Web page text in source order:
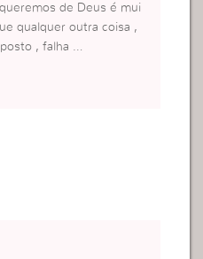
de Deus é mui
qualquer outra coisa ,
, falha …